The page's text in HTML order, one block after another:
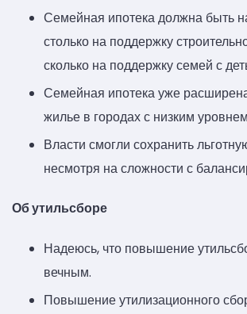
Семейная ипотека должна быть
столько на поддержку
сколько на поддержку семей с
Семейная ипотека уже
жилье в городах с низким
Власти смогли сохранить
несмотря на сложности с
Об утильсборе
Надеюсь, что повышение
вечным.
Повышение утилизационного